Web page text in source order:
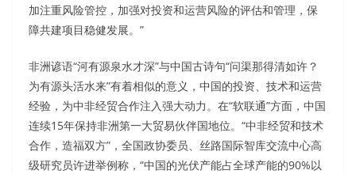
加注重风险管控，加强对投资和运营风险的评估和管理，保
障共建项目稳健发展。”
非洲谚语“河有源泉水才深”与中国古诗句“问渠那得清如许？
为有源头活水来”有着相似的意义，中国的投资、技术和运营
经验，为中非经贸合作注入强大动力。在“软联通”方面，中国
连续15年保持非洲第一大贸易伙伴国地位。“中非经贸和技术
合作，造福双方”，全国政协委员、丝路国际智库交流中心高
级研究员许进举例称，“中国的光伏产能占全球产能的90%以